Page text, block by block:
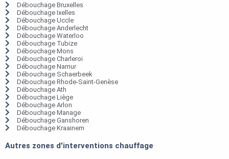
Débouchage Bruxelles
Débouchage Ixelles
Débouchage Uccle
Débouchage Anderlecht
Débouchage Waterloo
Débouchage Tubize
Débouchage Mons
Débouchage Charleroi
Débouchage Namur
Débouchage Schaerbeek
Débouchage Rhode-Saint-Genèse
Débouchage Ath
Débouchage Liège
Débouchage Arlon
Débouchage Manage
Débouchage Ganshoren
Débouchage Kraainem
Autres zones d'interventions chauffage